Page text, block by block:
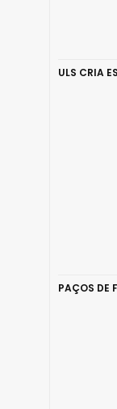
ULS CRIA
PAÇOS DE